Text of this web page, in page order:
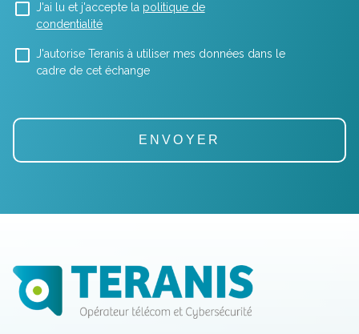
J'ai lu et j'accepte la politique de
condentialité
J'autorise Teranis à utiliser mes données dans le
cadre de cet échange